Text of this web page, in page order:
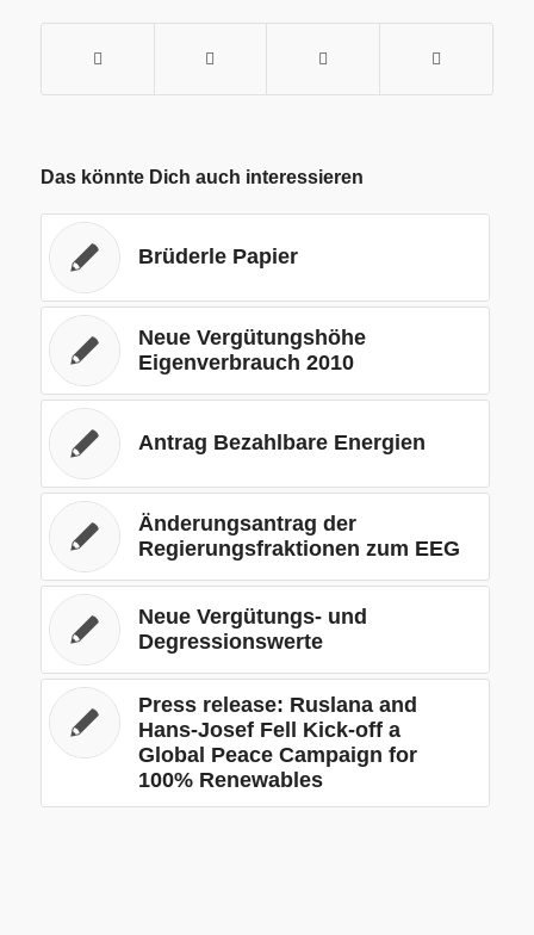
Das könnte Dich auch interessieren
Brüderle Papier
Neue Vergütungshöhe
Eigenverbrauch 2010
Antrag Bezahlbare Energien
Änderungsantrag der
Regierungsfraktionen zum EEG
Neue Vergütungs- und
Degressionswerte
Press release: Ruslana and
Hans-Josef Fell Kick-off a
Global Peace Campaign for
100% Renewables